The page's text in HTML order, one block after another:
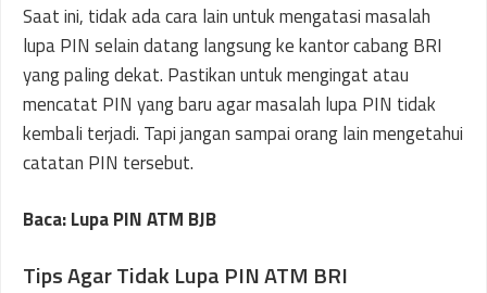
Saat ini, tidak ada cara lain untuk mengatasi masalah
lupa PIN selain datang langsung ke kantor cabang BRI
yang paling dekat. Pastikan untuk mengingat atau
mencatat PIN yang baru agar masalah lupa PIN tidak
kembali terjadi. Tapi jangan sampai orang lain mengetahui
catatan PIN tersebut.
Baca: Lupa PIN ATM BJB
Tips Agar Tidak Lupa PIN ATM BRI